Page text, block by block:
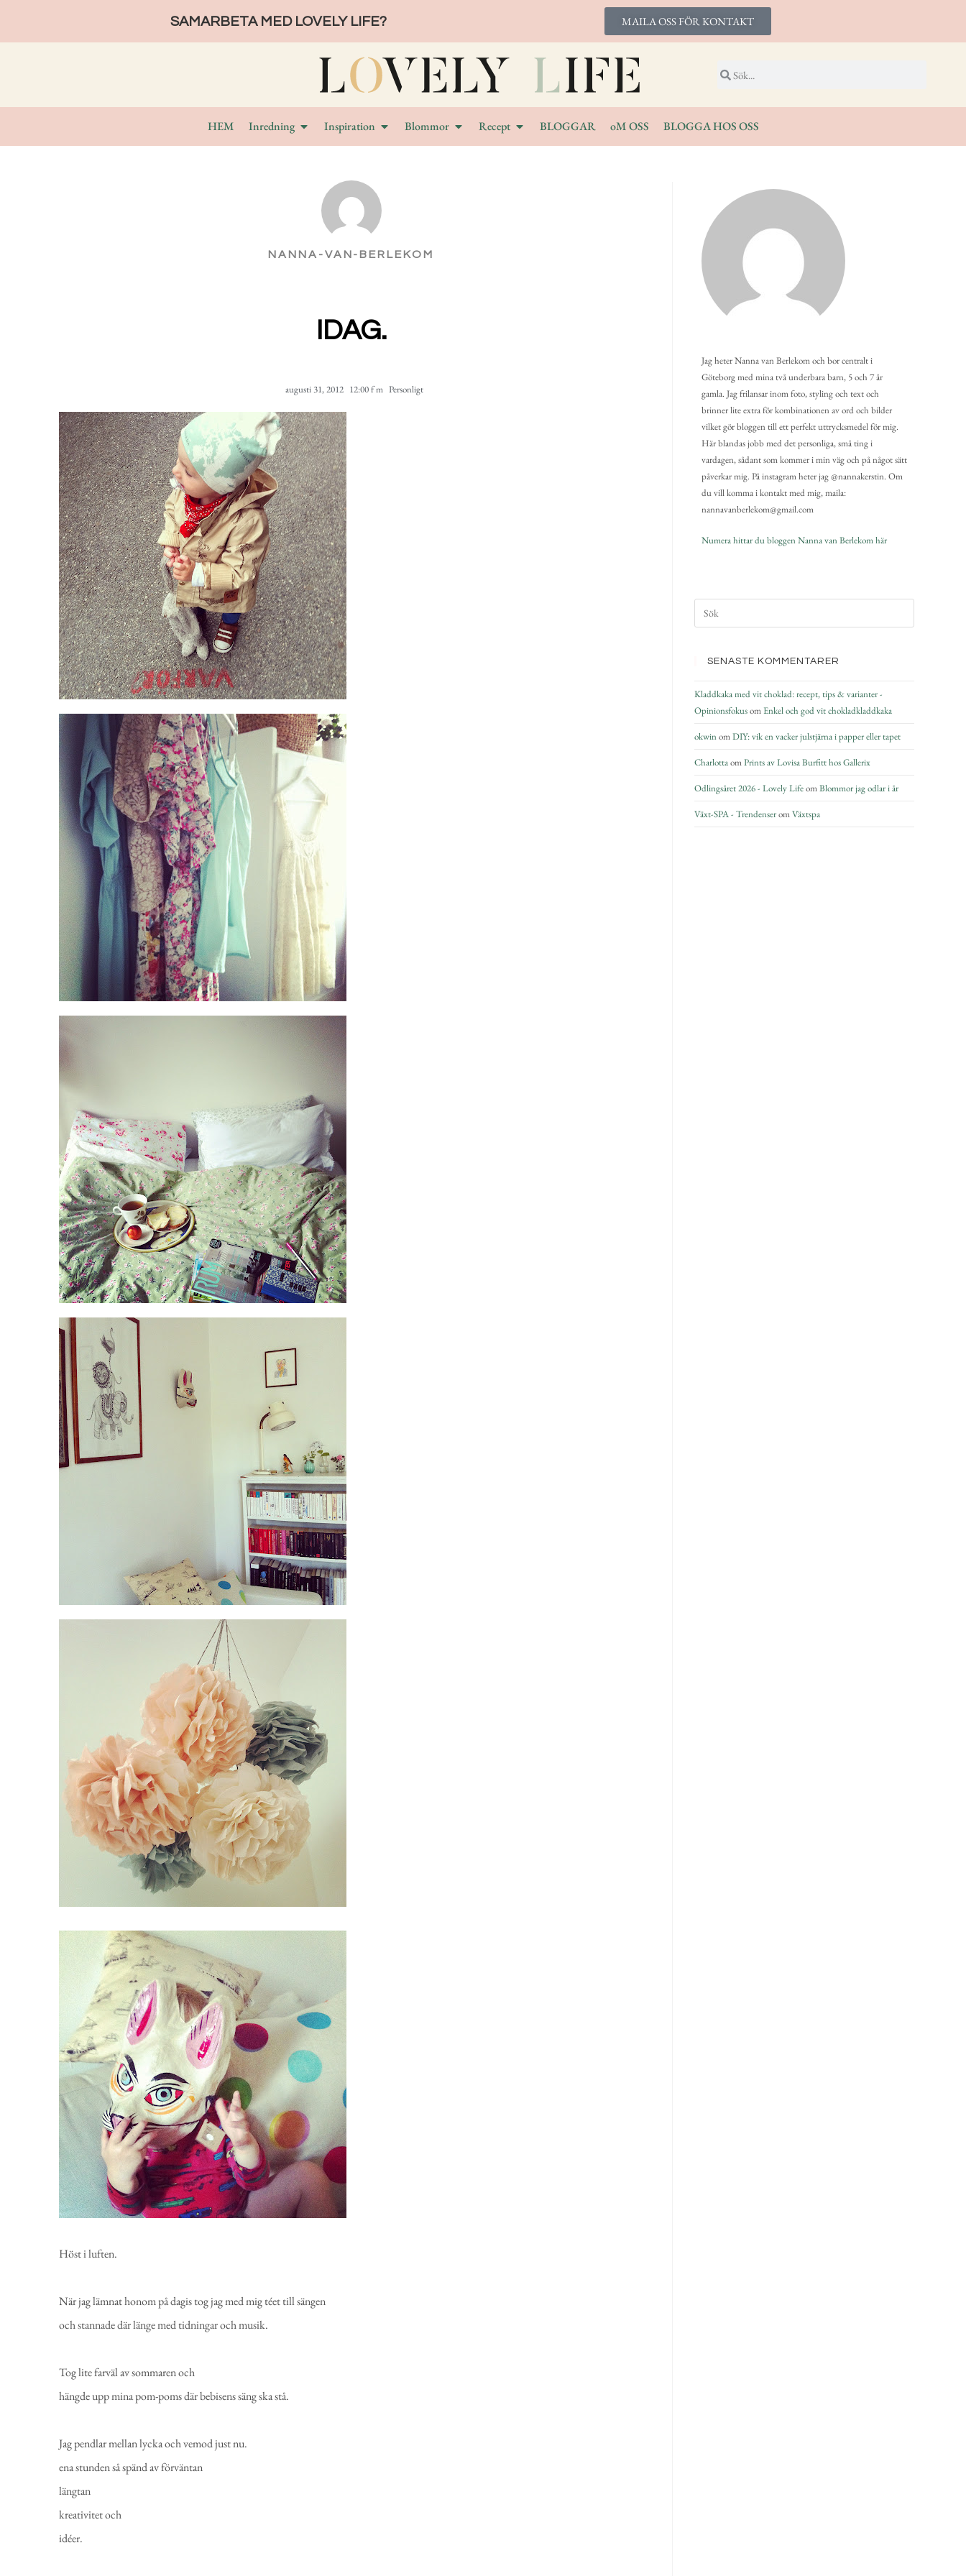
SAMARBETA MED LOVELY LIFE? MAILA OSS FÖR KONTAKT
HEM Inredning Inspiration Blommor Recept BLOGGAR oM OSS BLOGGA HOS OSS
NANNA-VAN-BERLEKOM
IDAG.
augusti 31, 2012 12:00 f m Personligt
Höst i luften.
När jag lämnat honom på dagis tog jag med mig téet till sängen
och stannade där länge med tidningar och musik.
Tog lite farväl av sommaren och
hängde upp mina pom-poms där bebisens säng ska stå.
Jag pendlar mellan lycka och vemod just nu.
ena stunden så spänd av förväntan
längtan
kreativitet och
idéer.
Jag heter Nanna van Berlekom och bor centralt i
Göteborg med mina två underbara barn, 5 och 7 år
gamla. Jag frilansar inom foto, styling och text och
brinner lite extra för kombinationen av ord och bilder
vilket gör bloggen till ett perfekt uttrycksmedel för mig.
Här blandas jobb med det personliga, små ting i
vardagen, sådant som kommer i min väg och på något sätt
påverkar mig. På instagram heter jag @nannakerstin. Om
du vill komma i kontakt med mig, maila:
nannavanberlekom@gmail.com
Numera hittar du bloggen Nanna van Berlekom här
SENASTE KOMMENTARER
Kladdkaka med vit choklad: recept, tips & varianter -
OpinionsfokusomEnkel och god vit chokladkladdkaka
okwinomDIY: vik en vacker julstjärna i papper eller tapet
CharlottaomPrints av Lovisa Burfitt hos Gallerix
Odlingsåret 2026 - Lovely LifeomBlommor jag odlar i år
Växt-SPA - TrendenseromVäxtspa